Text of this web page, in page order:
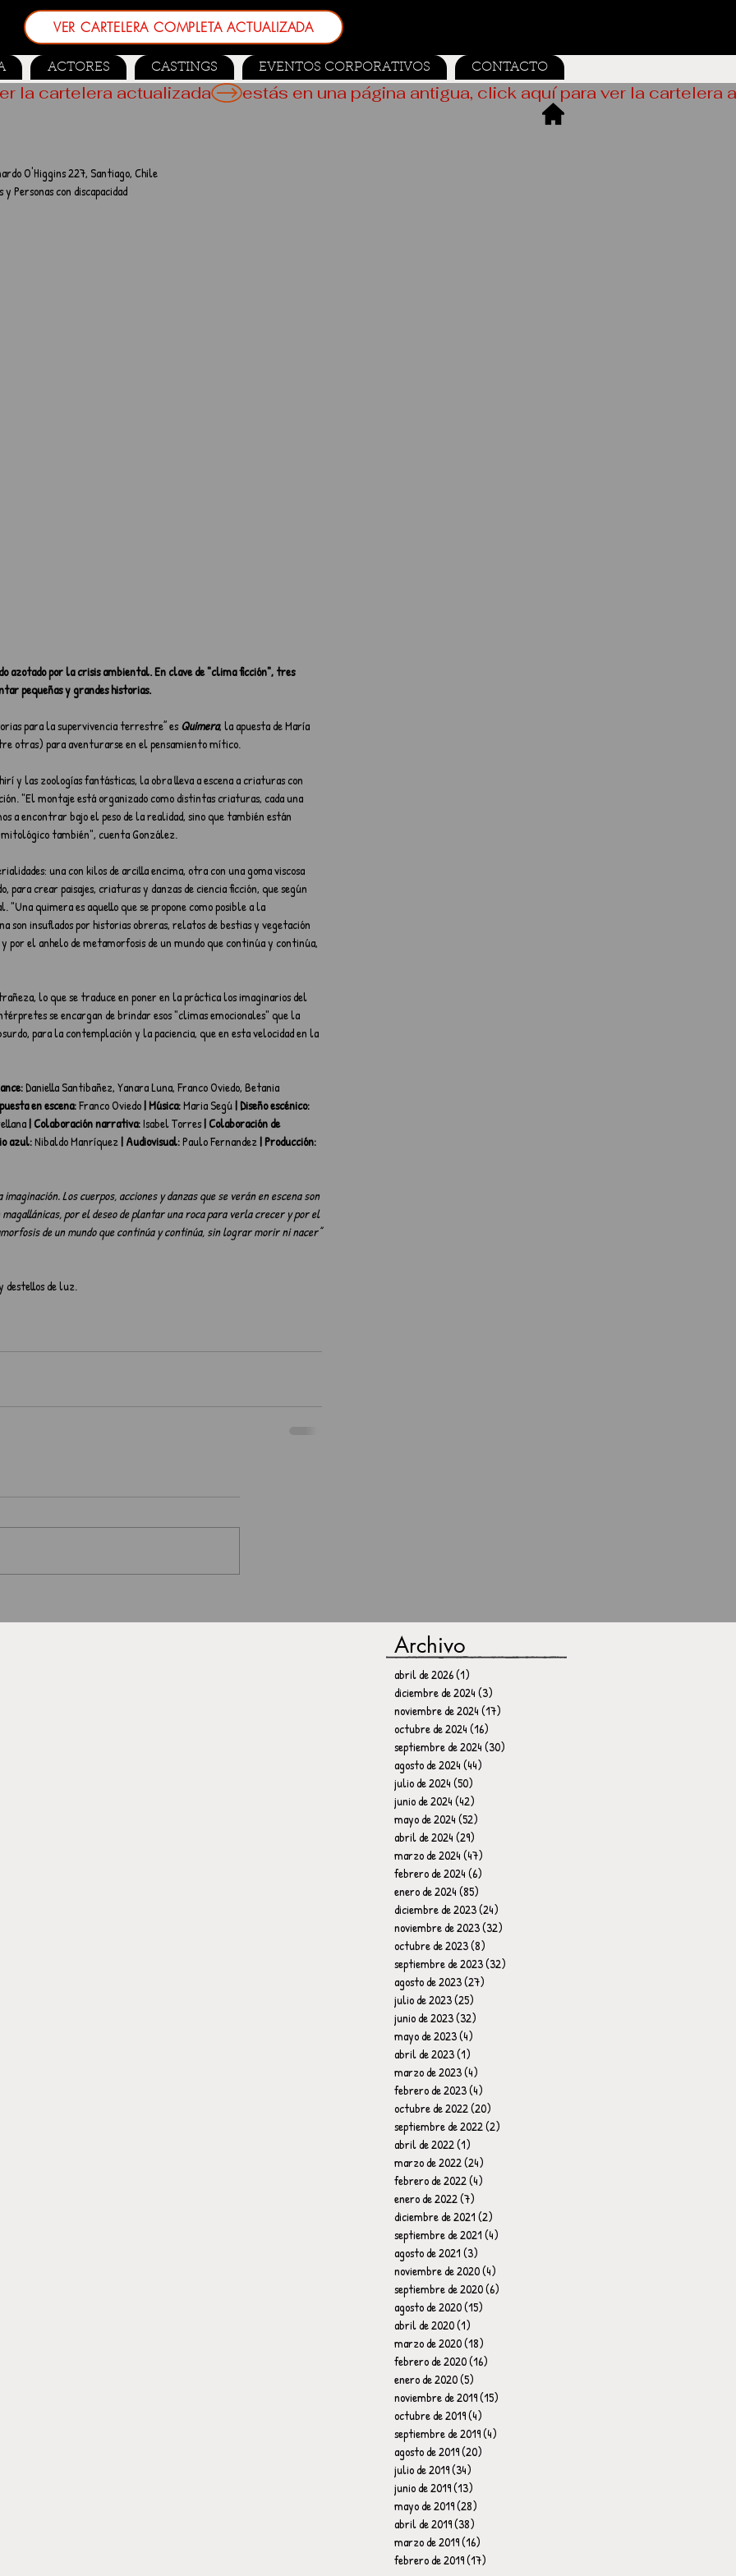
VER CARTELERA COMPLETA ACTUALIZADA
ACTORES CASTINGS EVENTOS CORPORATIVOS CONTACTO
O'Higgins 227, Santiago, Chile
con discapacidad
azotado por la crisis ambiental. En clave de "clima ficción", tres
pequeñas y grandes historias.
para la supervivencia terrestre” es Quimera, la apuesta de María
otras) para aventurarse en el pensamiento mítico.
y las zoologías fantásticas, la obra lleva a escena a criaturas con
"El montaje está organizado como distintas criaturas, cada una
a encontrar bajo el peso de la realidad, sino que también están
también", cuenta González.
una con kilos de arcilla encima, otra con una goma viscosa
crear paisajes, criaturas y danzas de ciencia ficción, que según
"Una quimera es aquello que se propone como posible a la
son insuflados por historias obreras, relatos de bestias y vegetación
por el anhelo de metamorfosis de un mundo que continúa y continúa,
lo que se traduce en poner en la práctica los imaginarios del
se encargan de brindar esos "climas emocionales" que la
para la contemplación y la paciencia, que en esta velocidad en la
Daniella Santibañez, Yanara Luna, Franco Oviedo, Betania
en escena: Franco Oviedo | Música: Maria Segú | Diseño escénico:
| Colaboración narrativa: Isabel Torres | Colaboración de
azul: Nibaldo Manríquez | Audiovisual: Paulo Fernandez | Producción:
Los cuerpos, acciones y danzas que se verán en escena son
por el deseo de plantar una roca para verla crecer y por el
de un mundo que continúa y continúa, sin lograr morir ni nacer”
destellos de luz.
la cartelera actualizada
Archivo
abril de 2026(1)
diciembre de 2024(3)
noviembre de 2024(17)
octubre de 2024(16)
septiembre de 2024(30)
agosto de 2024(44)
julio de 2024(50)
junio de 2024(42)
mayo de 2024(52)
abril de 2024(29)
marzo de 2024(47)
febrero de 2024(6)
enero de 2024(85)
diciembre de 2023(24)
noviembre de 2023(32)
octubre de 2023(8)
septiembre de 2023(32)
agosto de 2023(27)
julio de 2023(25)
junio de 2023(32)
mayo de 2023(4)
abril de 2023(1)
marzo de 2023(4)
febrero de 2023(4)
octubre de 2022(20)
septiembre de 2022(2)
abril de 2022(1)
marzo de 2022(24)
febrero de 2022(4)
enero de 2022(7)
diciembre de 2021(2)
septiembre de 2021(4)
agosto de 2021(3)
noviembre de 2020(4)
septiembre de 2020(6)
agosto de 2020(15)
abril de 2020(1)
marzo de 2020(18)
febrero de 2020(16)
enero de 2020(5)
noviembre de 2019(15)
octubre de 2019(4)
septiembre de 2019(4)
agosto de 2019(20)
julio de 2019(34)
junio de 2019(13)
mayo de 2019(28)
abril de 2019(38)
marzo de 2019(16)
febrero de 2019(17)